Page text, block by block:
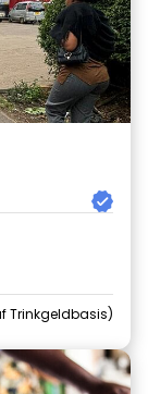
Trinkgeldbasis